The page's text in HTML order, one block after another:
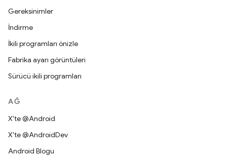
Gereksinimler
İndirme
İkili programları önizle
Fabrika ayarı görüntüleri
Sürücü ikili programları
AĞ
X'te @Android
X'te @AndroidDev
Android Blogu